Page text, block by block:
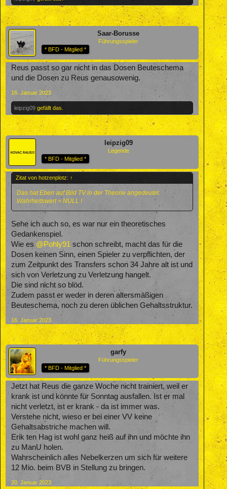
Saar-Borusse
Führungsspieler
* BFD - Mitglied *
Reus passt so gar nicht in das Dosen Beuteschema
und die Dosen zu Reus genausowenig.
16. Januar 2023
leipzig09 gefällt das.
leipzig09
Legende
* BFD - Mitglied *
Zitat von hotzenplotz: ↑
Das hat Eberl auf Bild TV in der Theorie angedeutet.
Wahrheitswert = NULL !
Sehe ich auch so, es war nur ein theoretisches
Gedankenspiel.
Wie es @Pohly91 schon schreibt, macht das für die
Dosen keinen Sinn, einen Spieler zu verpflichten, der
zum Zeitpunkt des Transfers schon 34 Jahre alt ist und
sich von Verletzung zu Verletzung hangelt.
Die sind nicht so blöd.
Zudem passt er weder in deren altersmäßigen
Beuteschema, noch zu deren üblichen Gehaltsstruktur.
16. Januar 2023
garfy
Führungsspieler
* BFD - Mitglied *
Jetzt hat Reus die ganze Woche nicht trainiert, weil er
krank ist und könnte für Sonntag ausfallen. Ist er mal
nicht verletzt, ist er krank - da ist immer was.
Verstehe nicht, wieso er bei einer VV keine
Gehaltsabstriche machen will.
Erik ten Hag ist wohl ganz heiß auf ihn und möchte ihn
zu ManU holen.
Wahrscheinlich alles Nebelkerzen um sich für weitere
12 Mio. beim BVB in Stellung zu bringen.
20. Januar 2023